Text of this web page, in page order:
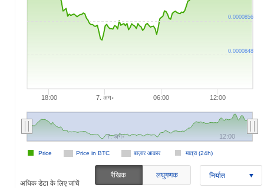
18:00 7. अग॰ 06:00 12:00
Price in BTC बाज़ार आकार मात्रा (24h)
Price
7. अग॰ 12:00
0.0000848
0.0000856
अधिक डेटा के लिए जांचें
रैखिक लघुगणक निर्यात